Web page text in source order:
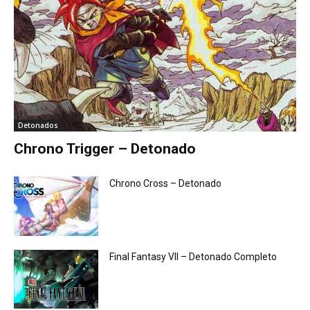
Detonados
Chrono Trigger – Detonado
Chrono Cross – Detonado
Final Fantasy VII – Detonado Completo